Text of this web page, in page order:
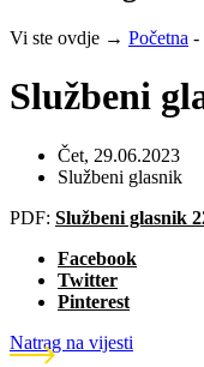
Vi ste ovdje → Početna -
Službeni
Čet, 29.06.2023
Službeni glasnik
PDF: Službeni glasnik
Facebook
Twitter
Pinterest
Natrag na vijesti